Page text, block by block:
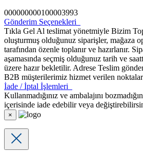
000000000100003993
Gönderim Seçenekleri
Tıkla Gel Al teslimat yönetmiyle Bizim
oluşturmuş olduğunuz siparişler, mağaza
tarafından özenle toplanır ve hazırlanır.
aşamasında seçmiş olduğunuz tarih ve
üzere hazır bekletilir. Adrese Teslim
B2B müşterilerimiz hizmet verilen
İade / İptal İşlemleri
Kullanmadığınız ve ambalajını
içerisinde iade edebilir veya
×